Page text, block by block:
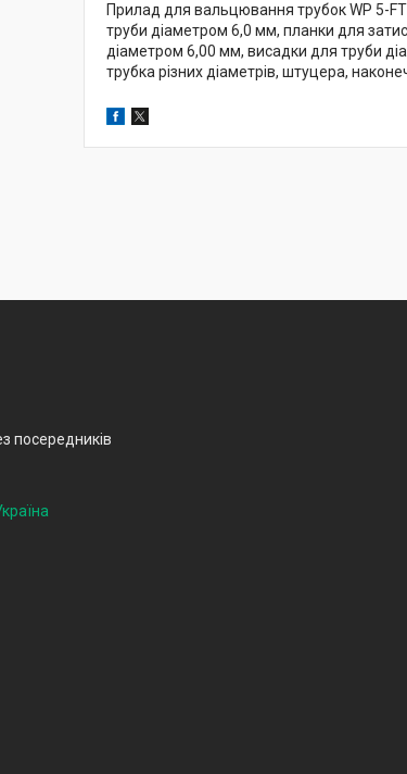
Прилад для вальцювання трубок WP 5-
труби діаметром 6,0 мм, планки для
діаметром 6,00 мм, висадки для труби
трубка різних діаметрів, штуцера,
посередників